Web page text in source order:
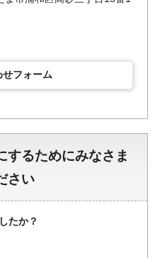
せフォーム
するためにみなさま
さい
たか？